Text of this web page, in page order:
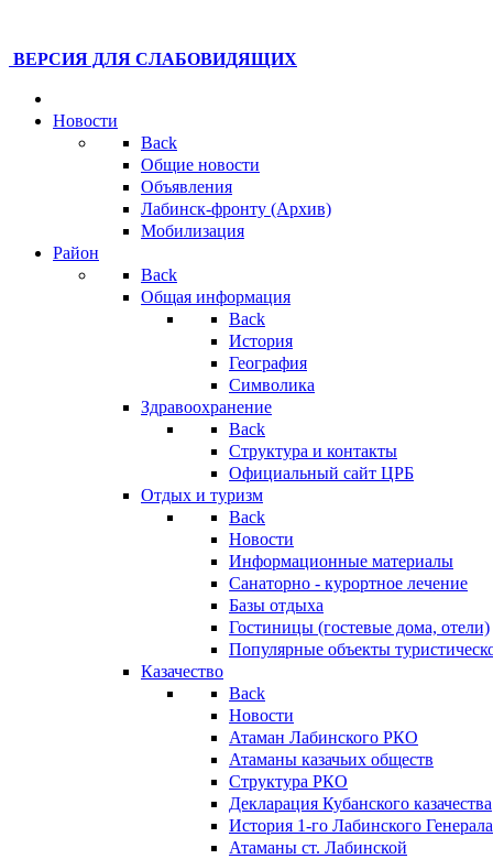
ВЕРСИЯ ДЛЯ СЛАБОВИДЯЩИХ
Новости
Back
Общие новости
Объявления
Лабинск-фронту (Архив)
Мобилизация
Район
Back
Общая информация
Back
История
География
Символика
Здравоохранение
Back
Структура и контакты
Официальный сайт ЦРБ
Отдых и туризм
Back
Новости
Информационные материалы
Санаторно - курортное лечение
Базы отдыха
Гостиницы (гостевые дома, отели)
Популярные объекты
Казачество
Back
Новости
Атаман Лабинского РКО
Атаманы казачьих обществ
Структура РКО
Декларация Кубанского казачества
История 1-го Лабинского
Атаманы ст. Лабинской